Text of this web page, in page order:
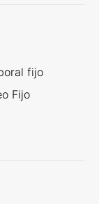
fijo
Fijo